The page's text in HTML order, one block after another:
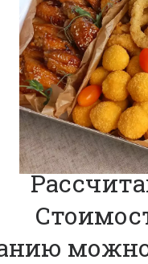
можно